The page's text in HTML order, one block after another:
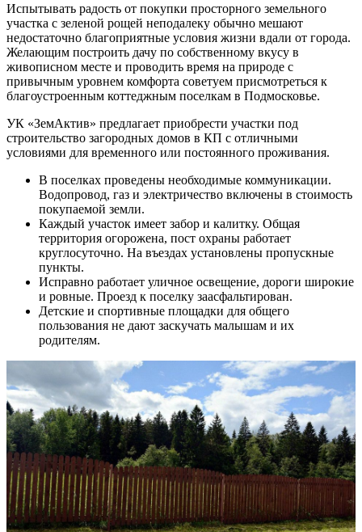
Испытывать радость от покупки просторного земельного
участка с зеленой рощей неподалеку обычно мешают
недостаточно благоприятные условия жизни вдали от города.
Желающим построить дачу по собственному вкусу в
живописном месте и проводить время на природе с
привычным уровнем комфорта советуем присмотреться к
благоустроенным коттеджным поселкам в Подмосковье.
УК «ЗемАктив» предлагает приобрести участки под
строительство загородных домов в КП с отличными
условиями для временного или постоянного проживания.
В поселках проведены необходимые коммуникации.
Водопровод, газ и электричество включены в стоимость
покупаемой земли.
Каждый участок имеет забор и калитку. Общая
территория огорожена, пост охраны работает
круглосуточно. На въездах установлены пропускные
пункты.
Исправно работает уличное освещение, дороги широкие
и ровные. Проезд к поселку заасфальтирован.
Детские и спортивные площадки для общего
пользования не дают заскучать малышам и их
родителям.